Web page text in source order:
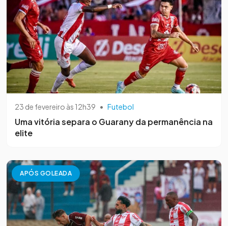
23 de fevereiro às 12h39 • Futebol
Uma vitória separa o Guarany da permanência na
elite
APÓS GOLEADA